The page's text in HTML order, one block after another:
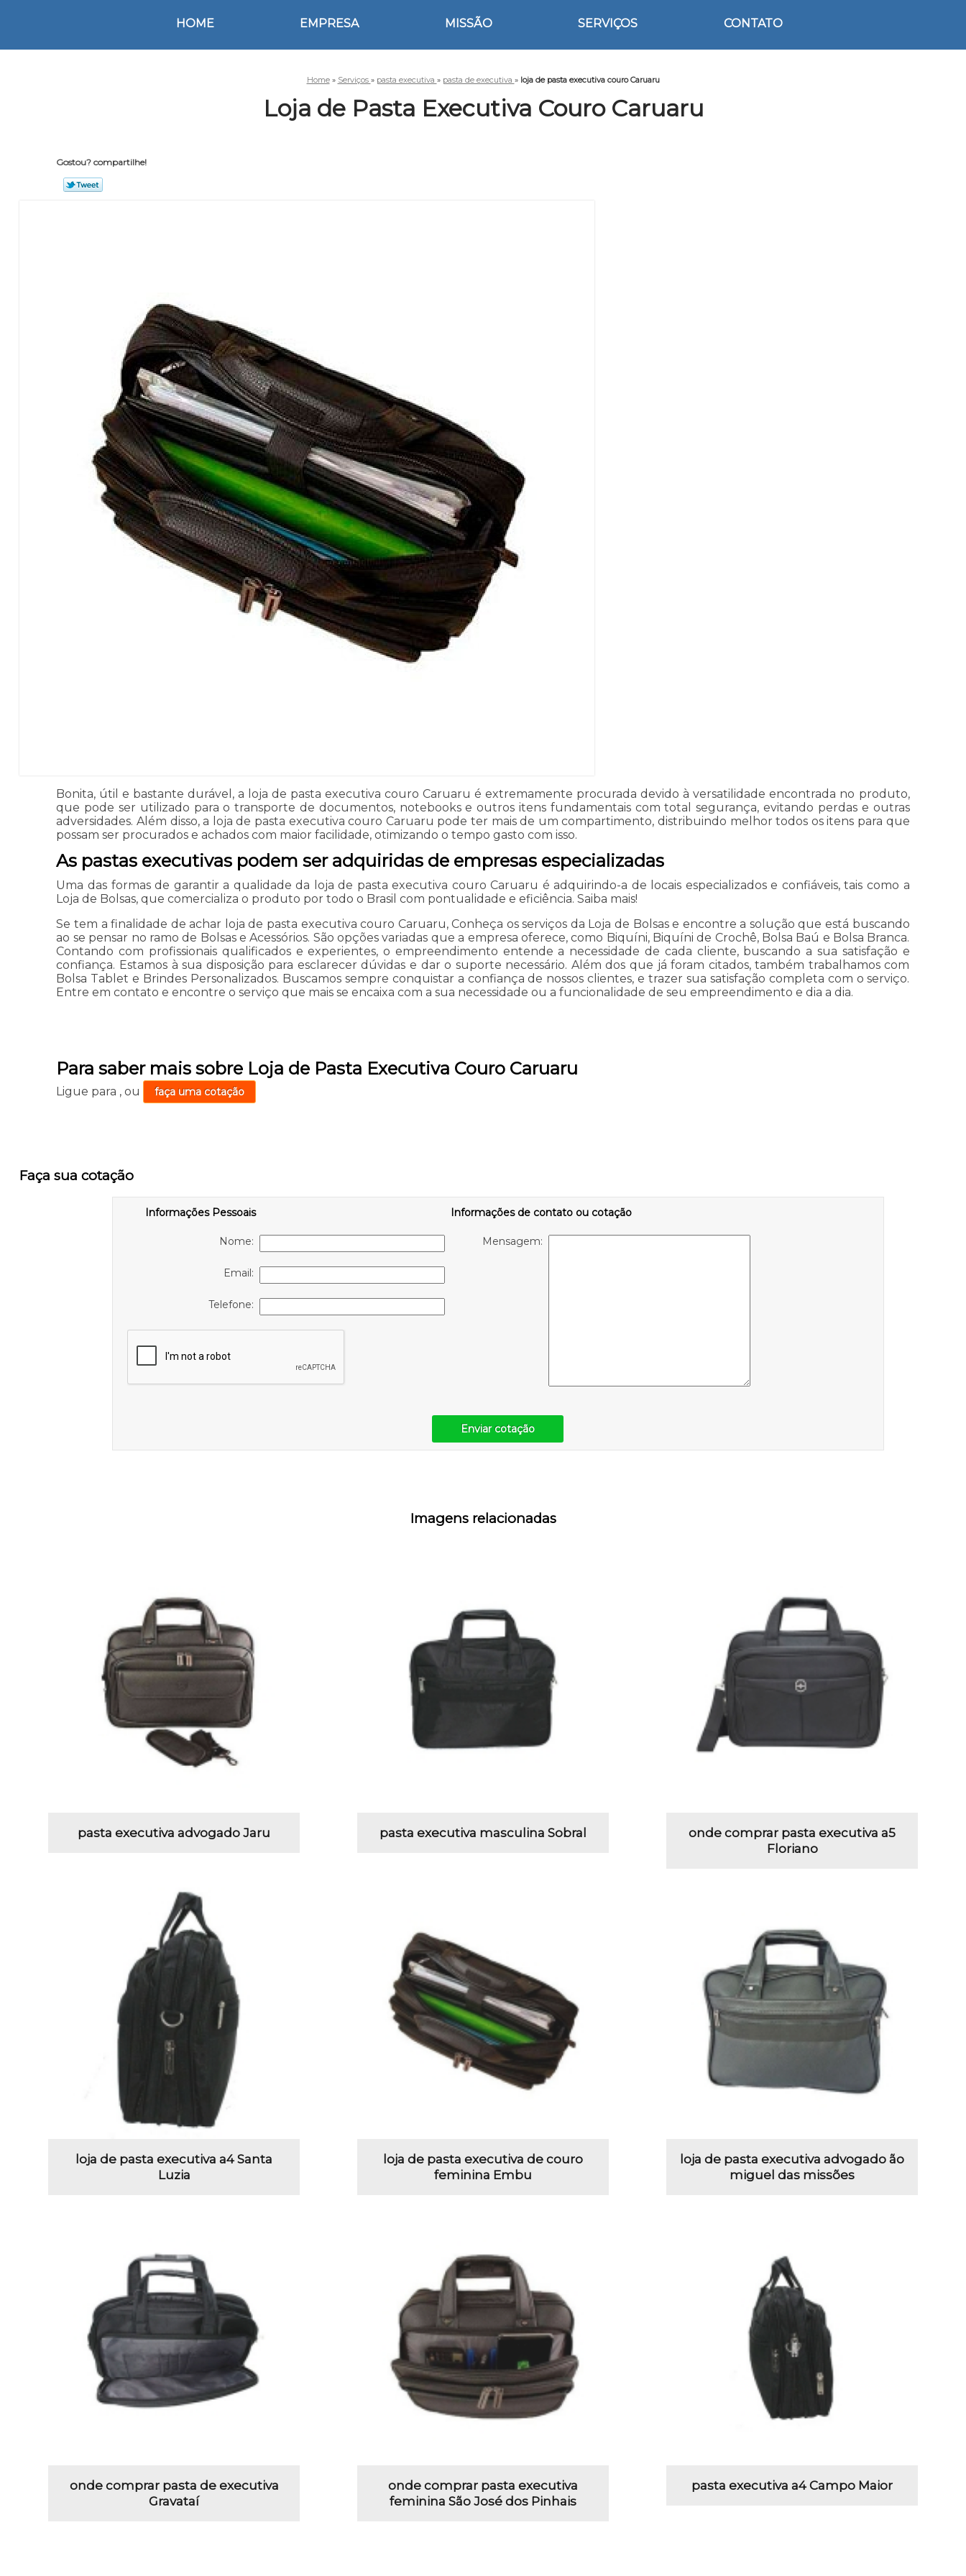
HOME EMPRESA MISSÃO SERVIÇOS CONTATO
Home » Serviços » pasta executiva » pasta de executiva » loja de pasta executiva couro Caruaru
Loja de Pasta Executiva Couro Caruaru
Gostou? compartilhe!
Bonita, útil e bastante durável, a loja de pasta executiva couro Caruaru é extremamente procurada devido à versatilidade encontrada no produto,
que pode ser utilizado para o transporte de documentos, notebooks e outros itens fundamentais com total segurança, evitando perdas e outras
adversidades. Além disso, a loja de pasta executiva couro Caruaru pode ter mais de um compartimento, distribuindo melhor todos os itens para que
possam ser procurados e achados com maior facilidade, otimizando o tempo gasto com isso.
As pastas executivas podem ser adquiridas de empresas especializadas
Uma das formas de garantir a qualidade da loja de pasta executiva couro Caruaru é adquirindo-a de locais especializados e confiáveis, tais como a
Loja de Bolsas, que comercializa o produto por todo o Brasil com pontualidade e eficiência. Saiba mais!
Se tem a finalidade de achar loja de pasta executiva couro Caruaru, Conheça os serviços da Loja de Bolsas e encontre a solução que está buscando
ao se pensar no ramo de Bolsas e Acessórios. São opções variadas que a empresa oferece, como Biquíni, Biquíni de Crochê, Bolsa Baú e Bolsa Branca.
Contando com profissionais qualificados e experientes, o empreendimento entende a necessidade de cada cliente, buscando a sua satisfação e
confiança. Estamos à sua disposição para esclarecer dúvidas e dar o suporte necessário. Além dos que já foram citados, também trabalhamos com
Bolsa Tablet e Brindes Personalizados. Buscamos sempre conquistar a confiança de nossos clientes, e trazer sua satisfação completa com o serviço.
Entre em contato e encontre o serviço que mais se encaixa com a sua necessidade ou a funcionalidade de seu empreendimento e dia a dia.
Para saber mais sobre Loja de Pasta Executiva Couro Caruaru
Ligue para ,ou faça uma cotação
Faça sua cotação
Informações Pessoais
Nome:
Email:
Telefone:
Informações de contato ou cotação
Mensagem:
Enviar cotação
Imagens relacionadas
pasta executiva advogado Jaru pasta executiva masculina Sobral
onde comprar pasta executiva a5
Floriano
loja de pasta executiva a4 Santa
Luzia
loja de pasta executiva de couro
feminina Embu
loja de pasta executiva advogado ão
miguel das missões
onde comprar pasta de executiva
Gravataí
onde comprar pasta executiva
feminina São José dos Pinhais
pasta executiva a4 Campo Maior